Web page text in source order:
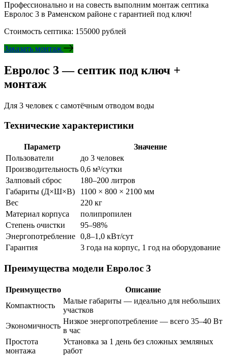
Профессионально и на совесть выполним монтаж септика
Евролос 3 в Раменском районе с гарантией под ключ!
Стоимость септика: 155000 рублей
Заказать монтаж
Евролос 3 — септик под ключ +
монтаж
Для 3 человек с самотёчным отводом воды
Технические характеристики
Параметр
Значение
Пользователи
до 3 человек
Производительность 0,6 м³/сутки
Залповый сброс
180–200 литров
Габариты (Д×Ш×В)
1100 × 800 × 2100 мм
Вес
220 кг
Материал корпуса
полипропилен
Степень очистки
95–98%
Энергопотребление 0,8–1,0 кВт/сут
Гарантия
3 года на корпус, 1 год на оборудование
Преимущества модели Евролос 3
Преимущество
Описание
Компактность
Малые габариты — идеально для небольших
участков
Экономичность
Низкое энергопотребление — всего 35–40 Вт
в час
Простота
монтажа
Установка за 1 день без сложных земляных
работ